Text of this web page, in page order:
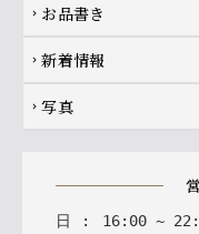
chevron_right お品書き
chevron_right 新着情報
chevron_right 写真
日 : 16: 00 ~ 22 :